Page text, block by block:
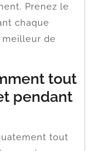
Prenez le
chaque
de
tout
pendant
tout